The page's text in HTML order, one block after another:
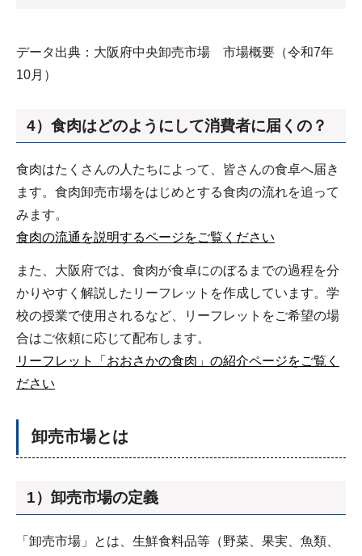
データ出典：大阪府中央卸売市場 市場概要（令和7年
10月）
4）食肉はどのようにして消費者に届くの？
食肉はたくさんの人たちによって、皆さんの食卓へ届き
ます。食肉卸売市場をはじめとする食肉の流れを追って
みます。
食肉の流通を説明するページをご覧ください
また、大阪府では、食肉が食卓にのぼるまでの過程を分
かりやすく解説したリーフレットを作成しています。学
校の授業で使用されるなど、リーフレットをご希望の場
合はご依頼に応じて配布します。
リーフレット「おおさかの食肉」の紹介ページをご覧く
ださい
卸売市場とは
1）卸売市場の定義
「卸売市場」とは、生鮮食料品等（野菜、果実、魚類、